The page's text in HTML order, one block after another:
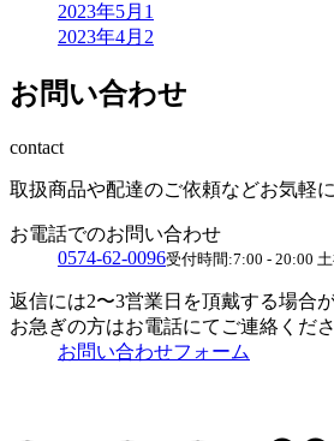
2023年5月 1
2023年4月 2
お問い合わせ
contact
取扱商品や配達のご依頼などお気軽
お電話でのお問い合わせ
0574-62-0096受付時間:7:00 - 20:00
返信には2〜3営業日を頂戴する場合
お急ぎの方はお電話にてご連絡くださ
お問い合わせフォーム